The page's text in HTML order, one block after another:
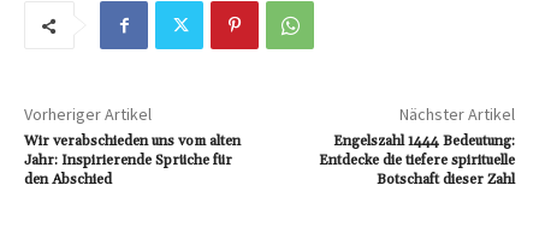
Vorheriger Artikel
Wir verabschieden uns vom alten
Jahr: Inspirierende Sprüche für
den Abschied
Nächster Artikel
Engelszahl 1444 Bedeutung:
Entdecke die tiefere spirituelle
Botschaft dieser Zahl